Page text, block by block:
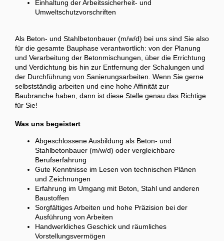
Einhaltung der Arbeitssicherheit- und
Umweltschutzvorschriften
Als Beton- und Stahlbetonbauer (m/w/d) bei uns sind Sie also
für die gesamte Bauphase verantwortlich: von der Planung
und Verarbeitung der Betonmischungen, über die Errichtung
und Verdichtung bis hin zur Entfernung der Schalungen und
der Durchführung von Sanierungsarbeiten. Wenn Sie gerne
selbstständig arbeiten und eine hohe Affinität zur
Baubranche haben, dann ist diese Stelle genau das Richtige
für Sie!
Was uns begeistert
Abgeschlossene Ausbildung als Beton- und
Stahlbetonbauer (m/w/d) oder vergleichbare
Berufserfahrung
Gute Kenntnisse im Lesen von technischen Plänen
und Zeichnungen
Erfahrung im Umgang mit Beton, Stahl und anderen
Baustoffen
Sorgfältiges Arbeiten und hohe Präzision bei der
Ausführung von Arbeiten
Handwerkliches Geschick und räumliches
Vorstellungsvermögen